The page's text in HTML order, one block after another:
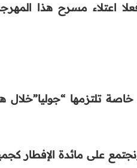
اعتلاء مسرح هذا
تلتزمها “جوليا”خلال
على مائدة الإفطار